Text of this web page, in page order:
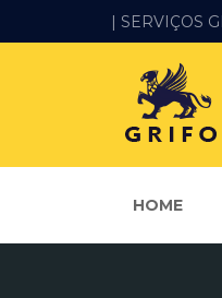
| SERVIÇOS
HOME